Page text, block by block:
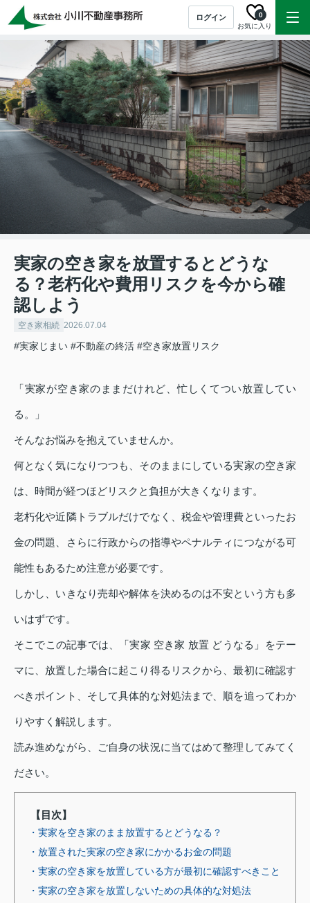
ログイン
お気に入り
0
実家の空き家を放置するとどうな
る？老朽化や費用リスクを今から確
認しよう
空き家相続 2026.07.04
#実家じまい #不動産の終活 #空き家放置リスク
「実家が空き家のままだけれど、忙しくてつい放置してい
る。」
そんなお悩みを抱えていませんか。
何となく気になりつつも、そのままにしている実家の空き家
は、時間が経つほどリスクと負担が大きくなります。
老朽化や近隣トラブルだけでなく、税金や管理費といったお
金の問題、さらに行政からの指導やペナルティにつながる可
能性もあるため注意が必要です。
しかし、いきなり売却や解体を決めるのは不安という方も多
いはずです。
そこでこの記事では、「実家 空き家 放置 どうなる」をテー
マに、放置した場合に起こり得るリスクから、最初に確認す
べきポイント、そして具体的な対処法まで、順を追ってわか
りやすく解説します。
読み進めながら、ご自身の状況に当てはめて整理してみてく
ださい。
【目次】
・実家を空き家のまま放置するとどうなる？
・放置された実家の空き家にかかるお金の問題
・実家の空き家を放置している方が最初に確認すべきこと
・実家の空き家を放置しないための具体的な対処法